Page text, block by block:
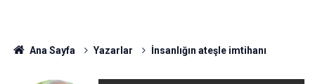
Ana Sayfa Yazarlar İnsanlığın ateşle imtihanı